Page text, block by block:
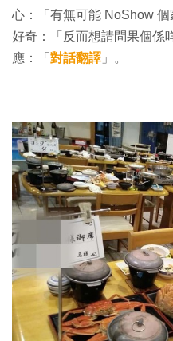
心：「有無可能 NoShow
好奇：「反而想請問果個係
應：「 對話翻譯」。